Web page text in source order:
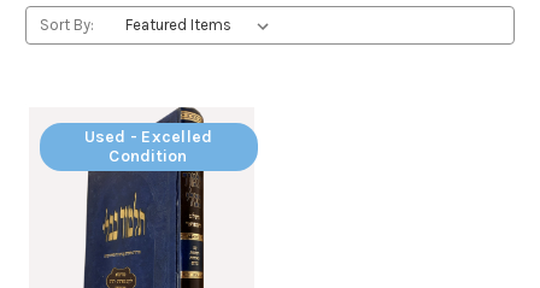
Sort By:
Used - Excelled
Condition